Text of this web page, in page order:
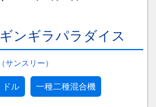
ンギラパラダイス
サンスリー）
ドル 一種二種混合機